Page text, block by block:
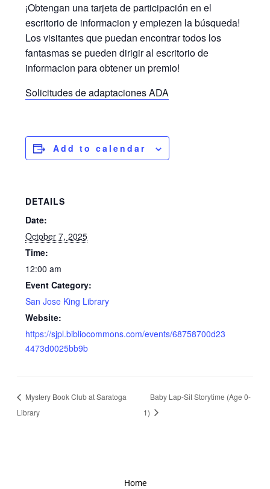
¡Obtengan una tarjeta de participación en el
escritorio de informacion y empiezen la búsqueda!
Los visitantes que puedan encontrar todos los
fantasmas se pueden dirigir al escritorio de
informacion para obtener un premio!
Solicitudes de adaptaciones ADA
Add to calendar
DETAILS
Date:
October 7, 2025
Time:
12:00 am
Event Category:
San Jose King Library
Website:
https://sjpl.bibliocommons.com/events/68758700d23
4473d0025bb9b
Mystery Book Club at Saratoga
Library
Baby Lap-Sit Storytime (Age 0-
1)
Home